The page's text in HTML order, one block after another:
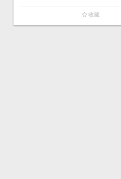
收藏